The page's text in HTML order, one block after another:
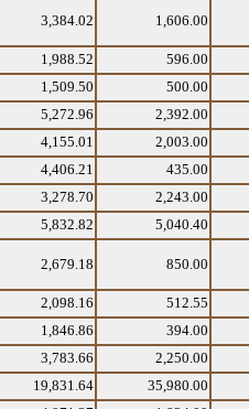
3,384.02 1,606.00
1,988.52 596.00
1,509.50 500.00
5,272.96 2,392.00
4,155.01 2,003.00
4,406.21 435.00
3,278.70 2,243.00
5,832.82 5,040.40
2,679.18 850.00
2,098.16 512.55
1,846.86 394.00
3,783.66 2,250.00
19,831.64 35,980.00